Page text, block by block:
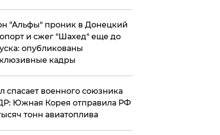
"Альфы" проник в Донецкий
и сжег "Шахед" еще до
опубликованы
кадры
спасает военного союзника
Южная Корея отправила РФ
тонн авиатоплива